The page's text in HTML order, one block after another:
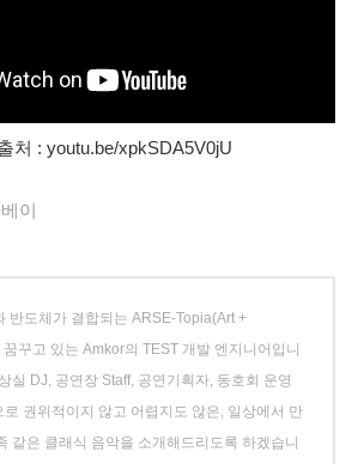
처 : youtu.be/xpkSDA5V0jU
이
반도체가 결합되는 ARSE-Topia(Art +
꾸고 있는 Amkor의 TEST 개발 엔지니어입니
실 DJ, 공연장 Staff, 공연기획자, 동호회 운영
로 권위적이지 않고 어렵지도 않은, 일상에서 만
같은 클래식 음악을 소개해드리도록 하겠습니